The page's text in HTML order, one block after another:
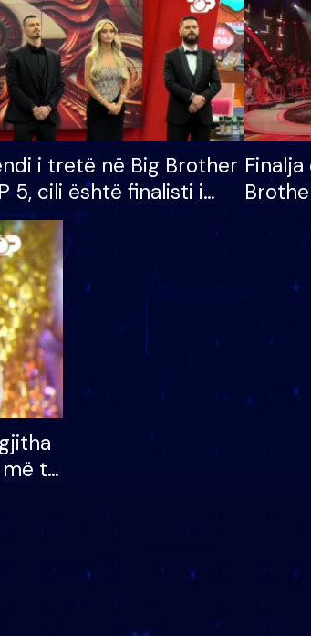
i tretë në Big Brother
5, cili është finalisti i
që lë shtëpinë
dhe
të
të